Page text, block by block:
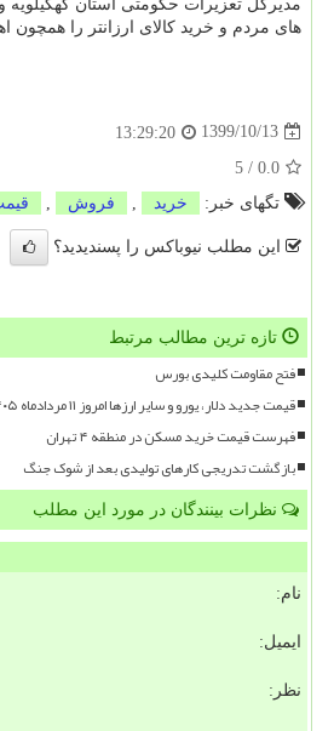
مدیرکل تعزیرات حکومتی استان
های مردم و خرید کالای ارزانتر را همچون
1399/10/13
13:29:20
0.0
/
5
تگهای خبر:
خرید فروش
این مطلب نیوباکس را پسندیدید؟
تازه ترین مطالب مرتبط
فتح مقاومت کلیدی بورس
قیمت جدید دلار، یورو و سایر ارزها امروز ۱۱ مردادماه ۱۴۰۵
فهرست قیمت خرید مسکن در منطقه ۴ تهران
بازگشت تدریجی کارهای تولیدی بعد از شوک جنگ
نظرات بینندگان در مورد این مطلب
نام:
ایمیل:
نظر: